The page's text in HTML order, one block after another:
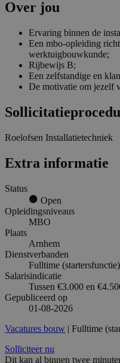
Over jou
Ervaring binnen de
Een mbo-opleiding
werktuigbouwkunde;
Rijbewijs B;
Een zelfstandige en
De motivatie om jezelf
Roelofsen Installatietechniek
Extra informatie
Status
Open
Opleidingsniveaus
MBO
Plaats
Arnhem
Dienstverbanden
Fulltime (startersfunctie)
Salarisindicatie
Tussen €3.000 en
Gepubliceerd op
01-08-2026
Vacatures bouw | Fulltime
Solliciteer nu
Dit kan al binnen twee